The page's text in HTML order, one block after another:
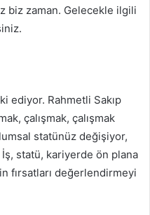
biz zaman. Gelecekle ilgili
ediyor. Rahmetli Sakıp
çalışmak, çalışmak
statünüz değişiyor,
statü, kariyerde ön plana
fırsatları değerlendirmeyi